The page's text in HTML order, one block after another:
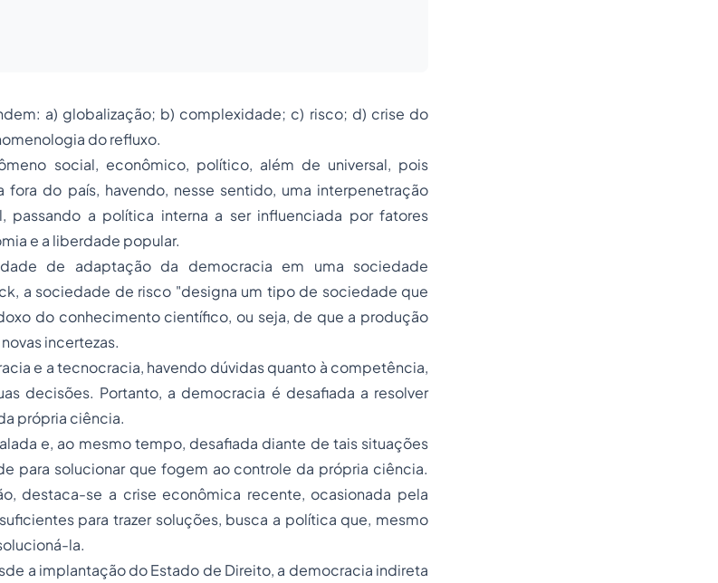
a) globalização; b) complexidade; c) risco; d) crise do
do refluxo.
social, econômico, político, além de universal, pois
fora do país, havendo, nesse sentido, uma interpenetração
passando a política interna a ser influenciada por fatores
e a liberdade popular.
de adaptação da democracia em uma sociedade
a sociedade de risco "designa um tipo de sociedade que
do conhecimento científico, ou seja, de que a produção
incertezas.
e a tecnocracia, havendo dúvidas quanto à competência,
decisões. Portanto, a democracia é desafiada a resolver
própria ciência.
e, ao mesmo tempo, desafiada diante de tais situações
para solucionar que fogem ao controle da própria ciência.
destaca-se a crise econômica recente, ocasionada pela
para trazer soluções, busca a política que, mesmo
la.
a implantação do Estado de Direito, a democracia indireta